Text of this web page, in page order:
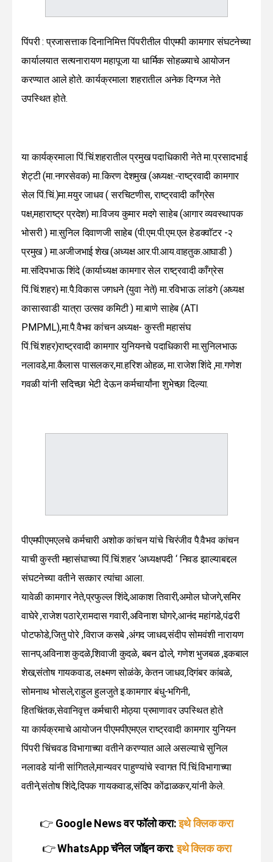
पिंपरी : प्रजासत्ताक दिनानिमित्त पिंपरीतील पीएमपी कामगार संघटनेच्या
कार्यालयात सत्यनारायण महापूजा या धार्मिक सोहळ्याचे आयोजन
करण्यात आले होते. कार्यक्रमाला शहरातील अनेक दिग्गज नेते
उपस्थित होते.
या कार्यक्रमाला पिं.चिं.शहरातील प्रमुख पदाधिकारी नेते मा.प्रसादभाई
शेट्टी (मा.नगरसेवक) मा.किरण देशमुख (अध्यक्ष:-राष्ट्रवादी कामगार
सेल पिं.चिं.)मा.मयुर जाधव ( सरचिटणीस, राष्ट्रवादी काँग्रेस
पक्ष,महाराष्ट्र प्रदेश) मा.विजय कुमार मदगे साहेब (आगार व्यवस्थापक
भोसरी ) मा.सुनिल दिवाणजी साहेब (पी.एम.पी.एम.एल हेडक्वाॅटर -२
प्रमुख ) मा.अजीजभाई शेख (अध्यक्ष आर.पी.आय.वाहतुक.आघाडी )
मा.संदिपभाऊ शिंदे (कार्याध्यक्ष कामगार सेल राष्ट्रवादी काँग्रेस
पिं.चिं.शहर) मा.पै.विकास जगधने (युवा नेते) मा.रविभाऊ लांडगे (अध्यक्ष
कासारवाडी यात्रा उत्सव कमिटी ) मा.बाणे साहेब (ATI
PMPML),मा.पै.वैभव कांचन अध्यक्ष- कुस्ती महासंघ
पिं.चिं.शहर)राष्ट्रवादी कामगार युनियनचे पदाधिकारी मा.सुनिलभाऊ
नलावडे,मा.कैलास पासलकर,मा.हरिश ओहळ, मा.राजेश शिंदे ,मा.गणेश
गवळी यांनी सदिच्छा भेटी देऊन कर्मचार्यांना शुभेच्छा दिल्या.
पीएमपीएमएलचे कर्मचारी अशोक कांचन यांचे चिरंजीव पै.वैभव कांचन
याची कुस्ती महासंघाच्या पिं.चिं.शहर ‘अध्यक्षपदी ‘ निवड झाल्याबद्दल
संघटनेच्या वतीने सत्कार त्यांचा आला.
यावेळी कामगार नेते,प्रफुल्ल शिंदे,आकाश तिवारी,अमोल घोजगे,समिर
वाघेरे ,राजेश पठारे,रामदास गवारी,अविनाश घोगरे,आनंद महांगडे,पंढरी
पोटफोडे,जितु पोरे ,विराज कसबे ,अंगद जाधव,संदीप सोमवंशी नारायण
सानप,अविनाश कुदळे,शिवाजी कुदळे, बबन ढोले, गणेश भुजबळ ,इकबाल
शेख,संतोष गायकवाड, लक्ष्मण सोळंके, केतन जाधव,दिगंबर कांबळे,
सोमनाथ भोसले,राहुल हुलजुते इ.कामगार बंधु-भगिनी,
हितचिंतक,सेवानिवृत्त कर्मचारी मोठ्या प्रमाणावर उपस्थित होते
या कार्यक्रमाचे आयोजन पीएमपीएमएल राष्ट्रवादी कामगार युनियन
पिंपरी चिंचवड विभागाच्या वतीने करण्यात आले असल्याचे सुनिल
नलावडे यांनी सांगितले,मान्यवर पाहुण्यांचे स्वागत पिं.चिं.विभागाच्या
वतीने,संतोष शिंदे,दिपक गायकवाड,संदिप कोंढाळकर,यांनी केले.
👉 Google News वर फॉलो करा: इथे क्लिक करा
👉WhatsApp चॅनेल जॉइन करा: इथे क्लिक करा